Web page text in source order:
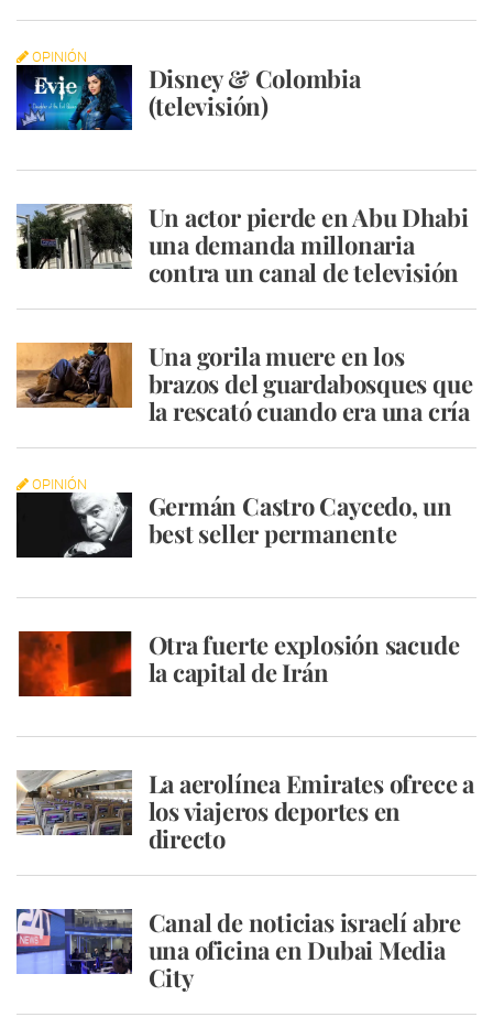
OPINIÓN
Disney & Colombia
(televisión)
Un actor pierde en Abu Dhabi
una demanda millonaria
contra un canal de televisión
Una gorila muere en los
brazos del guardabosques que
la rescató cuando era una cría
OPINIÓN
Germán Castro Caycedo, un
best seller permanente
Otra fuerte explosión sacude
la capital de Irán
La aerolínea Emirates ofrece a
los viajeros deportes en
directo
Canal de noticias israelí abre
una oficina en Dubai Media
City